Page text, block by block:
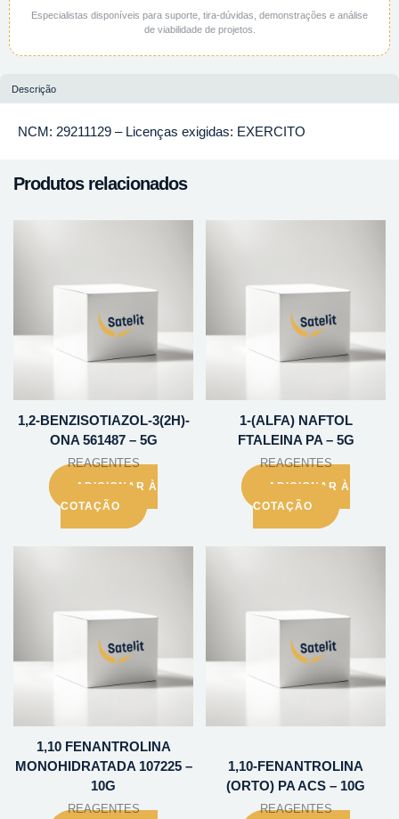
Especialistas disponíveis para suporte, tira-dúvidas, demonstrações e análise
de viabilidade de projetos.
Descrição
NCM: 29211129 – Licenças exigidas: EXERCITO
Produtos relacionados
1,2-BENZISOTIAZOL-3(2H)-
ONA 561487 – 5G
REAGENTES
ADICIONAR À
COTAÇÃO
1-(ALFA) NAFTOL
FTALEINA PA – 5G
REAGENTES
ADICIONAR À
COTAÇÃO
1,10 FENANTROLINA
MONOHIDRATADA 107225 –
10G
REAGENTES
1,10-FENANTROLINA
(ORTO) PA ACS – 10G
REAGENTES